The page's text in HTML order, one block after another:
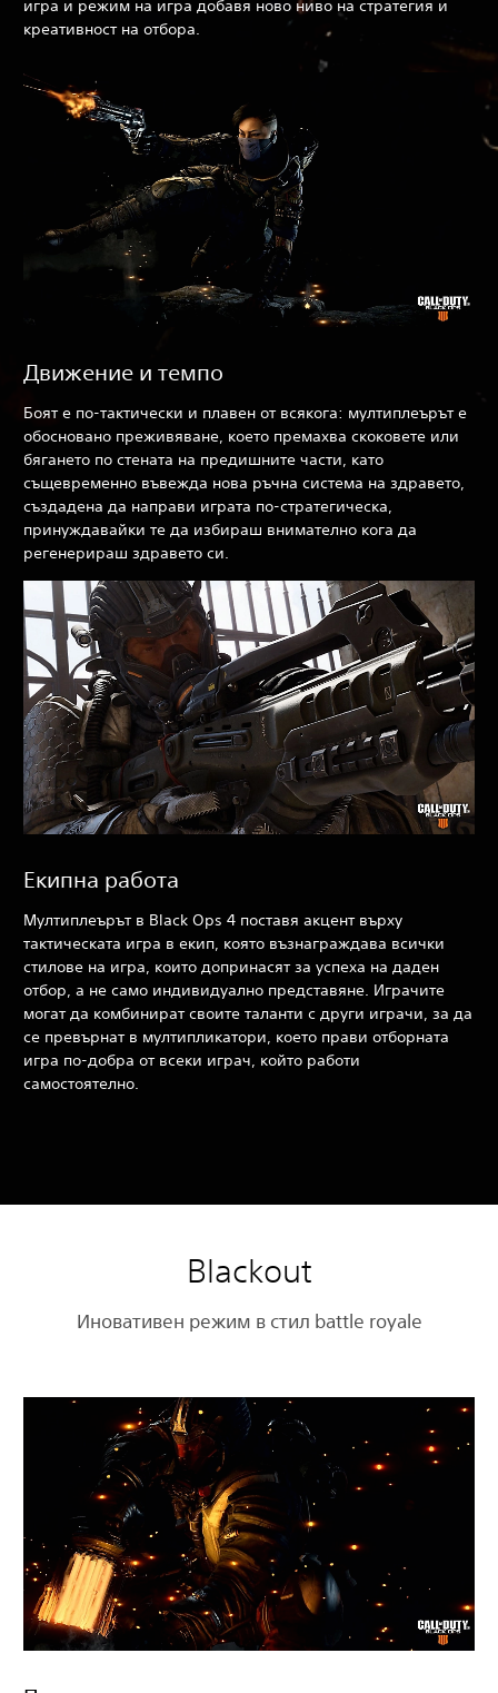
игра и режим на игра добавя ново ниво на стратегия и
креативност на отбора.
Движение и темпо
Боят е по-тактически и плавен от всякога: мултиплеърът е
обосновано преживяване, което премахва скоковете или
бягането по стената на предишните части, като
същевременно въвежда нова ръчна система на здравето,
създадена да направи играта по-стратегическа,
принуждавайки те да избираш внимателно кога да
регенерираш здравето си.
Екипна работа
Мултиплеърът в Black Ops 4 поставя акцент върху
тактическата игра в екип, която възнаграждава всички
стилове на игра, които допринасят за успеха на даден
отбор, а не само индивидуално представяне. Играчите
могат да комбинират своите таланти с други играчи, за да
се превърнат в мултипликатори, което прави отборната
игра по-добра от всеки играч, който работи
самостоятелно.
Blackout
Иновативен режим в стил battle royale